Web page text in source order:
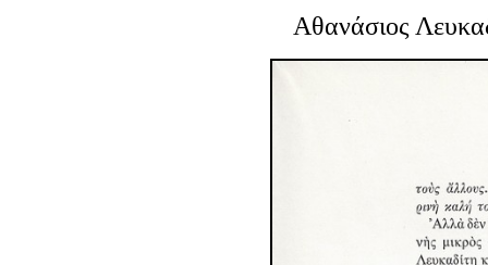
Αθανάσιος